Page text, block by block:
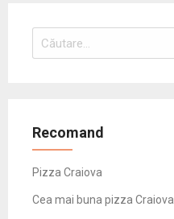
Caută
după:
Recomand
Pizza Craiova
Cea mai buna pizza Craiova